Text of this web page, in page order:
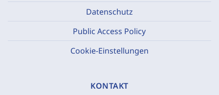
Datenschutz
Public Access Policy
Cookie-Einstellungen
KONTAKT